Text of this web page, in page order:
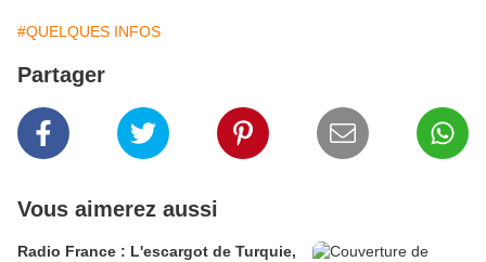
#QUELQUES INFOS
Partager
Vous aimerez aussi
Radio France : L'escargot de Turquie,